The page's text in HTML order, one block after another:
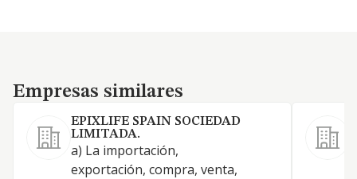
Empresas similares
Empresas similares
EPIXLIFE SPAIN SOCIEDAD
LIMITADA.
a) La importación,
exportación, compra, venta,